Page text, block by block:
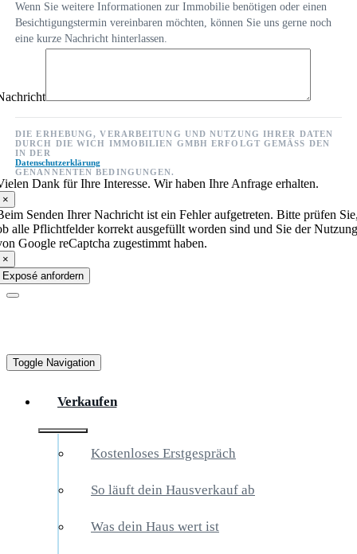
Wenn Sie weitere Informationen zur Immobilie benötigen oder einen
Besichtigungstermin vereinbaren möchten, können Sie uns gerne noch
eine kurze Nachricht hinterlassen.
DIE ERHEBUNG, VERARBEITUNG UND NUTZUNG IHRER DATEN
DURCH DIE WICH IMMOBILIEN GMBH ERFOLGT GEMÄSS DEN I
N DER
Datenschutzerklärung
GENANNENTEN BEDINGUNGEN.
Dank für Ihre Interesse. Wir haben Ihre Anfrage erhalten.
×
Senden Ihrer Nachricht ist ein Fehler aufgetreten. Bitte prüfen
alle Pflichtfelder korrekt ausgefüllt worden sind und Sie der
Google reCaptcha zugestimmt haben.
×
Exposé anfordern
Toggle Navigation
Verkaufen
Kostenloses Erstgespräch
So läuft dein Hausverkauf ab
Was dein Haus wert ist